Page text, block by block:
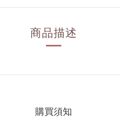
商品描述
購買須知